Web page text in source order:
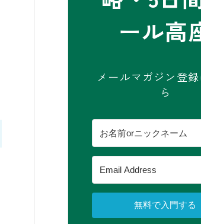
ール高
メールマガジン登録
ら
無料で入門する